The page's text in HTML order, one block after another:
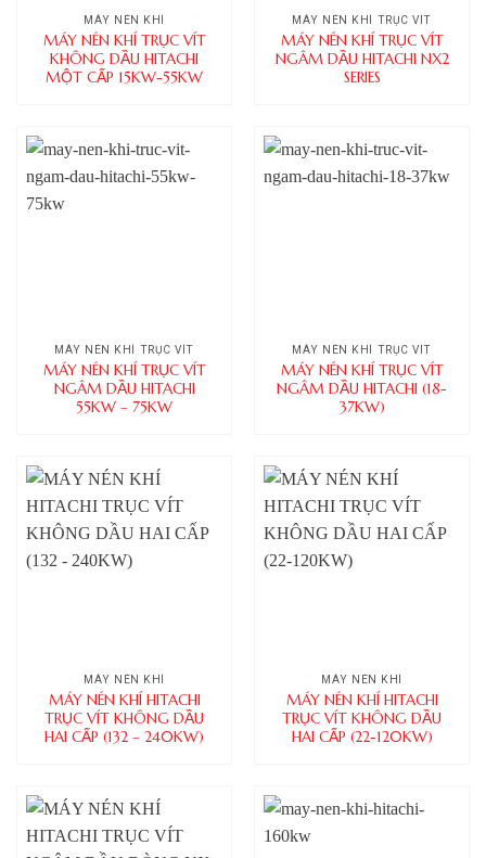
MÁY NÉN KHÍ
MÁY NÉN KHÍ TRỤC VÍT
KHÔNG DẦU HITACHI
MỘT CẤP 15KW-55KW
MÁY NÉN KHÍ TRỤC VÍT
MÁY NÉN KHÍ TRỤC VÍT
NGÂM DẦU HITACHI NX2
SERIES
MÁY NÉN KHÍ TRỤC VÍT
MÁY NÉN KHÍ TRỤC VÍT
NGÂM DẦU HITACHI
55KW – 75KW
MÁY NÉN KHÍ TRỤC VÍT
MÁY NÉN KHÍ TRỤC VÍT
NGÂM DẦU HITACHI (18-
37KW)
MÁY NÉN KHÍ
MÁY NÉN KHÍ HITACHI
TRỤC VÍT KHÔNG DẦU
HAI CẤP (132 – 240KW)
MÁY NÉN KHÍ
MÁY NÉN KHÍ HITACHI
TRỤC VÍT KHÔNG DẦU
HAI CẤP (22-120KW)